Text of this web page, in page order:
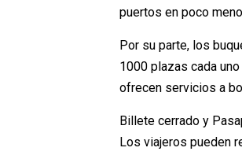
puertos en poco
Por su parte, los
1000 plazas cada
ofrecen servicios a
Billete cerrado y
Los viajeros pueden